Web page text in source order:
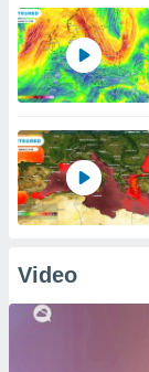
Video